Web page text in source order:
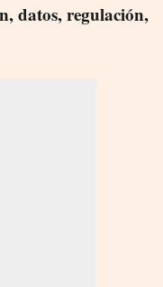
datos, regulación,